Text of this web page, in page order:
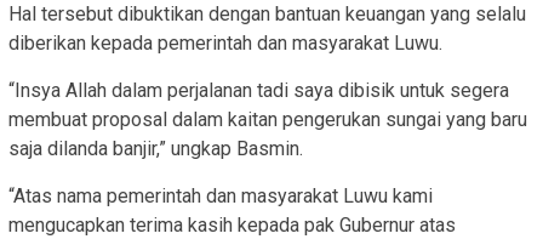
Hal tersebut dibuktikan dengan bantuan keuangan yang selalu
diberikan kepada pemerintah dan masyarakat Luwu.
“Insya Allah dalam perjalanan tadi saya dibisik untuk segera
membuat proposal dalam kaitan pengerukan sungai yang baru
saja dilanda banjir,” ungkap Basmin.
“Atas nama pemerintah dan masyarakat Luwu kami
mengucapkan terima kasih kepada pak Gubernur atas